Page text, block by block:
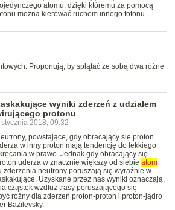
atomu, dzięki któremu za pomocą
można kierować ruchem innego fotonu.
Proponują, by splątać ze sobą dwa różne
wyniki zderzeń z udziałem
protonu
stycznia 2018, 09:32
powstające, gdy obracający się proton
w inny proton mają tendencję do lekkiego
w prawo. Jednak gdy obracający się
uderza w znacznie większy od siebie atom
zderzenia neutrony poruszają się wyraźnie w
Uzyskane przez nas wyniki oznaczają,
cząstek wzdłuż trasy poruszającego się
różny dla zderzeń proton-proton i proton-jądro
Bazilevsky.